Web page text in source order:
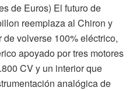
de Euros) El futuro de
reemplaza al Chiron y
volverse 100% eléctrico,
apoyado por tres motores
CV y un interior que
analógica de